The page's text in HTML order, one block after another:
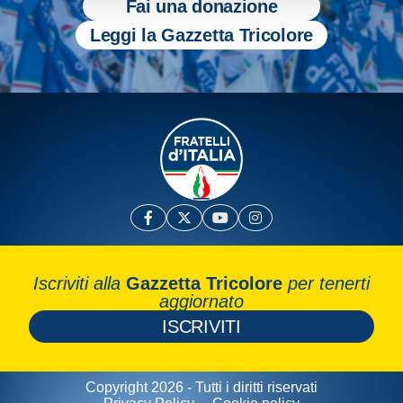
Fai una donazione
Leggi la Gazzetta Tricolore
Iscriviti alla Gazzetta Tricolore per tenerti
aggiornato
ISCRIVITI
Copyright 2026 - Tutti i diritti riservati